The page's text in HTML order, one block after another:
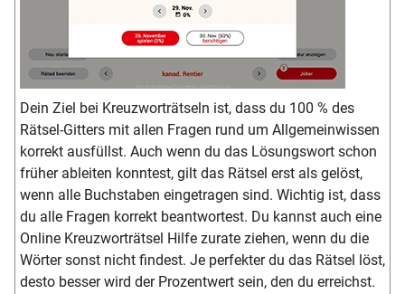
Dein Ziel bei Kreuzworträtseln ist, dass du 100 % des
Rätsel-Gitters mit allen Fragen rund um Allgemeinwissen
korrekt ausfüllst. Auch wenn du das Lösungswort schon
früher ableiten konntest, gilt das Rätsel erst als gelöst,
wenn alle Buchstaben eingetragen sind. Wichtig ist, dass
du alle Fragen korrekt beantwortest. Du kannst auch eine
Online Kreuzworträtsel Hilfe zurate ziehen, wenn du die
Wörter sonst nicht findest. Je perfekter du das Rätsel löst,
desto besser wird der Prozentwert sein, den du erreichst.